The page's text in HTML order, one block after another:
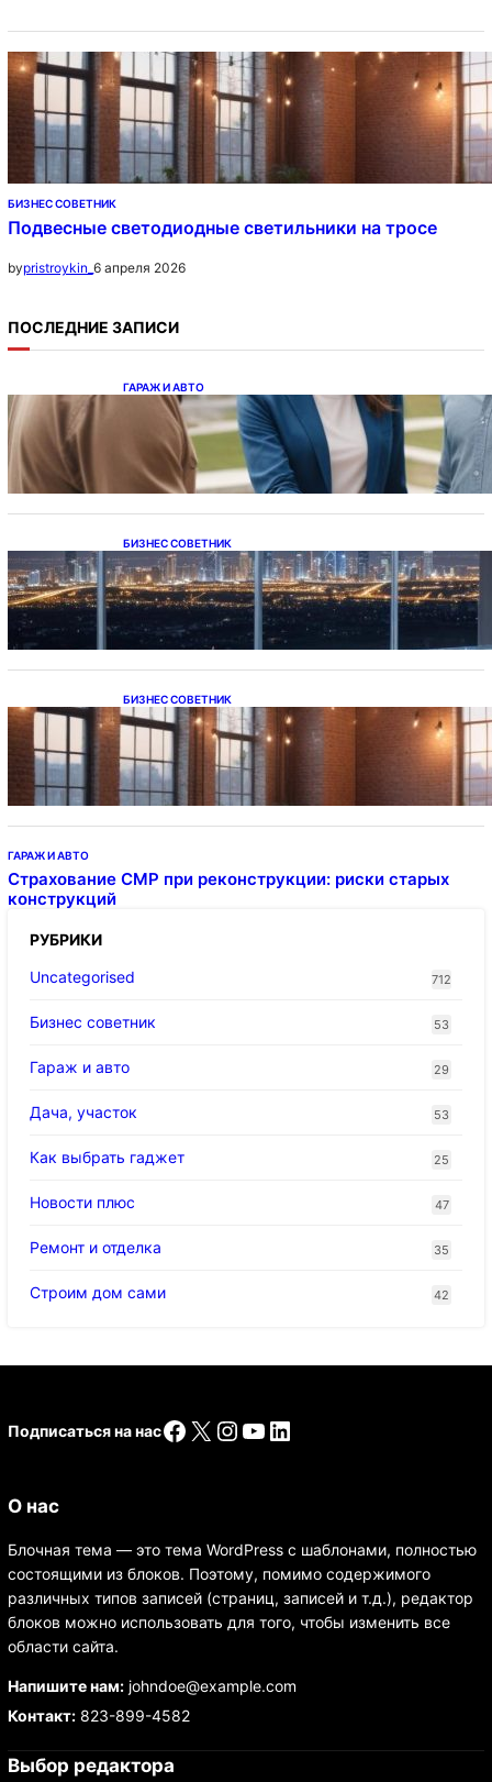
БИЗНЕС СОВЕТНИК
Подвесные светодиодные светильники на тросе
bypristroykin_ 6 апреля 2026
ПОСЛЕДНИЕ ЗАПИСИ
ГАРАЖ И АВТО
Ипотека на новостройки при оформлении
напрямую у застройщика
БИЗНЕС СОВЕТНИК
Каталог светодиодных светильников и
LED-освещения в Казахстане
БИЗНЕС СОВЕТНИК
Подвесные светодиодные светильники на
тросе
ГАРАЖ И АВТО
Страхование СМР при реконструкции: риски старых
конструкций
РУБРИКИ
Uncategorised
712
Бизнес советник 53
Гараж и авто 29
Дача, участок 53
Как выбрать гаджет 25
Новости плюс 47
Ремонт и отделка 35
Строим дом сами 42
Подписаться на насFacebook
X Instagram
YouTube
LinkedIn
О нас
Блочная тема — это тема WordPress с шаблонами, полностью
состоящими из блоков. Поэтому, помимо содержимого
различных типов записей (страниц, записей и т.д.), редактор
блоков можно использовать для того, чтобы изменить все
области сайта.
Напишите нам:johndoe@example.com
Контакт:823-899-4582
Выбор редактора